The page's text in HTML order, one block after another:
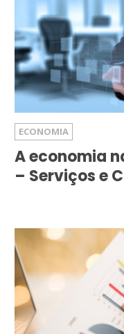
ECONOMIA
A economia
– Serviços e